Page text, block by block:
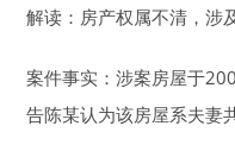
解读：房产权属不清，涉
案件事实：涉案房屋于
告陈某认为该房屋系夫妻